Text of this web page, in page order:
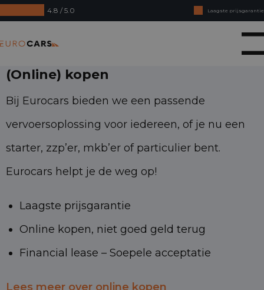
4.8 / 5.0
Laagste prijsgarantie
Online kopen, niet goed geld terug
Financial lease - Soepele acceptatie
(Online) kopen
Bij Eurocars bieden we een passende
vervoersoplossing voor iedereen, of je nu een
starter, zzp’er, mkb’er of particulier bent.
Eurocars helpt je de weg op!
Laagste prijsgarantie
Online kopen, niet goed geld terug
Financial lease – Soepele acceptatie
Lees meer over online kopen